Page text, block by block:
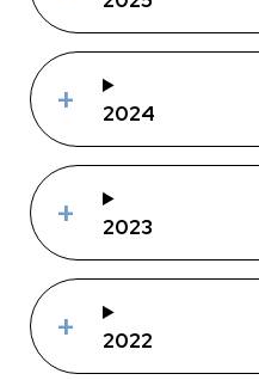
2024
2023
2022